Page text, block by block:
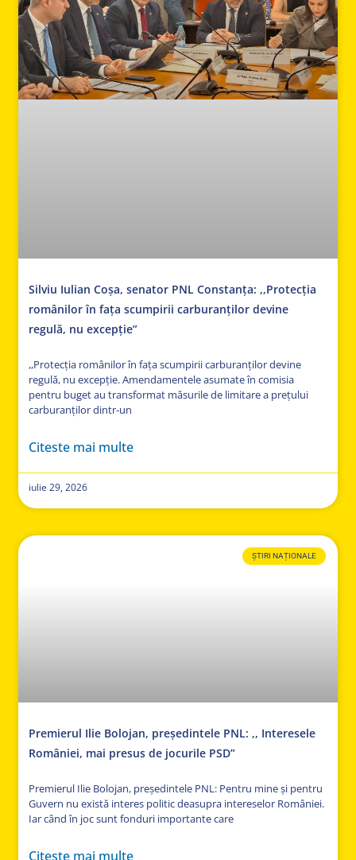
Silviu Iulian Coșa, senator PNL Constanța: ,,Protecția
românilor în fața scumpirii carburanților devine
regulă, nu excepție”
,,Protecția românilor în fața scumpirii carburanților devine
regulă, nu excepție. Amendamentele asumate în comisia
pentru buget au transformat măsurile de limitare a prețului
carburanților dintr-un
Citeste mai multe
iulie 29, 2026
ȘTIRI NAȚIONALE
Premierul Ilie Bolojan, președintele PNL: ,, Interesele
României, mai presus de jocurile PSD”
Premierul Ilie Bolojan, președintele PNL: Pentru mine și pentru
Guvern nu există interes politic deasupra intereselor României.
Iar când în joc sunt fonduri importante care
Citeste mai multe